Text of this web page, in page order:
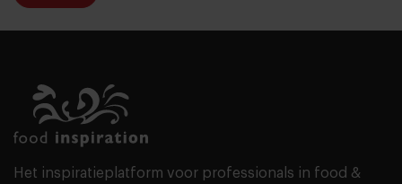
THANKS
Het inspiratieplatform voor professionals in food &